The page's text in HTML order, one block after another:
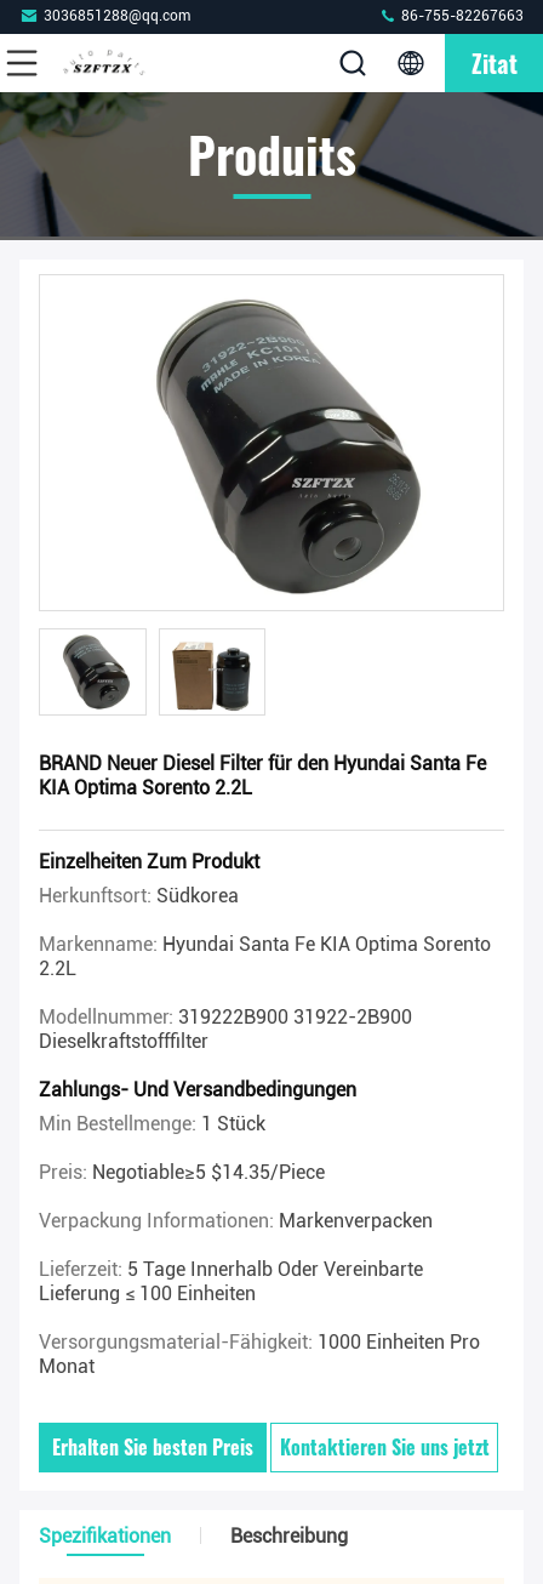
3036851288@qq.com 86-755-82267663
Zitat
Produits
BRAND Neuer Diesel Filter für den Hyundai Santa Fe
KIA Optima Sorento 2.2L
Einzelheiten Zum Produkt
Herkunftsort: Südkorea
Markenname: Hyundai Santa Fe KIA Optima Sorento
2.2L
Modellnummer: 319222B900 31922-2B900
Dieselkraftstofffilter
Zahlungs- Und Versandbedingungen
Min Bestellmenge: 1 Stück
Preis: Negotiable≥5 $14.35/piece
Verpackung Informationen: Markenverpacken
Lieferzeit: 5 Tage Innerhalb Oder Vereinbarte
Lieferung ≤ 100 Einheiten
Versorgungsmaterial-Fähigkeit: 1000 Einheiten Pro
Monat
Erhalten Sie besten Preis Kontaktieren Sie uns jetzt
Spezifikationen Beschreibung